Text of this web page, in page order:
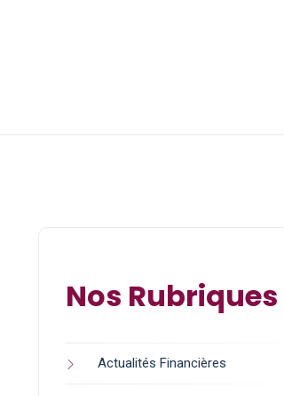
Nos Rubriques
Actualités Financières